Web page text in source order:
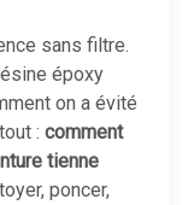
sans filtre.
époxy
on a évité
: comment
tienne
poncer,